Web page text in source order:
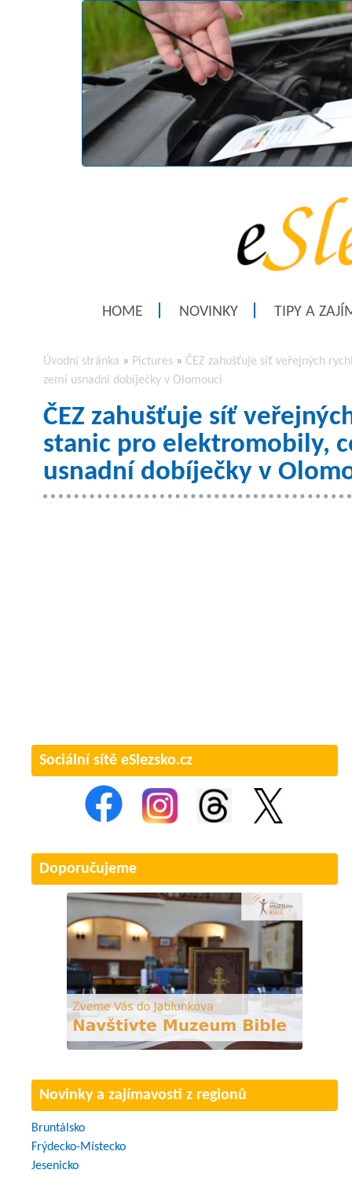
HOME NOVINKY TIPY A
Úvodní stránka » Pictures » ČEZ zahušťuje síť veřejných
zemí usnadní dobíječky v Olomouci
ČEZ zahušťuje síť
stanic pro elektromobily,
usnadní dobíječky v
Sociální sítě eSlezsko.cz
Doporučujeme
Novinky a zajímavosti z regionů
Bruntálsko
Frýdecko-Místecko
Jesenicko